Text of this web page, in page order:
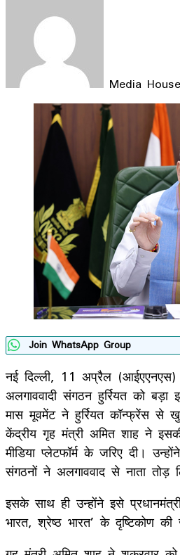
Media
Facebook
LinkedIn
WhatsApp
Telegram
Join WhatsApp Group
नई दिल्ली, 11 अप्रैल
अलगाववादी संगठन हुर्रियत को
मास मूवमेंट ने हुर्रियत कॉन्फ्रेंस
केंद्रीय गृह मंत्री अमित शाह ने
मीडिया प्लेटफॉर्म के जरिए दी।
संगठनों ने अलगाववाद से नाता तोड़
इसके साथ ही उन्होंने इसे
भारत, श्रेष्ठ भारत’ के दृष्टिकोण की